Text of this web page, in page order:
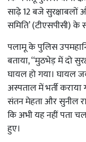
साढ़े 12 बजे सुरक्षाबलों
समिति’ (टीएसपीसी)
पलामू के पुलिस
बताया, ‘‘मुठभेड़ में दो
घायल हो गया। घायल
अस्पताल में भर्ती कराया
संतन मेहता और सुनील
कि अभी यह नहीं पता
हुए।